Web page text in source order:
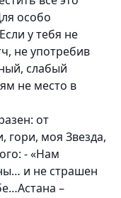
особо
у тебя не
не употребив
слабый
не место в
: от
гори, моя Звезда,
- «Нам
и не страшен
–